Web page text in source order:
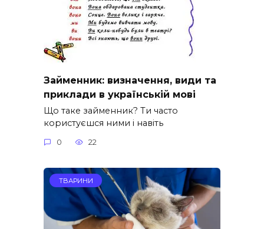
Займенник: визначення, види та
приклади в українській мові
Що таке займенник? Ти часто
користуєшся ними і навіть
0 22
ТВАРИНИ